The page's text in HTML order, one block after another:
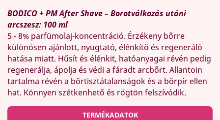
BODICO + PM After Shave – Borotválkozás utáni
arcszesz: 100 ml
5 - 8% parfümolaj-koncentráció. Érzékeny bőrre
különösen ajánlott, nyugtató, élénkítő és regeneráló
hatása miatt. Hűsít és élénkit, hatóanyagai révén pedig
regenerálja, ápolja és védi a fáradt arcbőrt. Allantoin
tartalma révén a bőrtisztátalanságok és a bőrpír ellen
hat. Könnyen szétkenhető és rögtön felszívódik.
TERMÉKADATOK